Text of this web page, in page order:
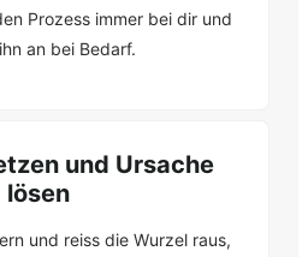
Prozess immer bei dir und
an bei Bedarf.
und Ursache
lösen
und reiss die Wurzel raus,